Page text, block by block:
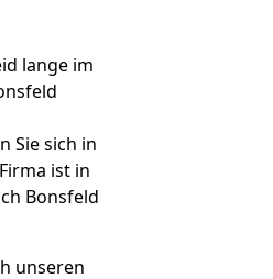
lange im
Sie sich in
ist in
Bonsfeld
unseren